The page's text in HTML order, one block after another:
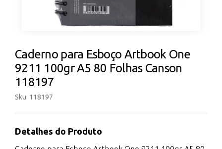
Caderno para Esboço Artbook One
9211 100gr A5 80 Folhas Canson
118197
Sku. 118197
Detalhes do Produto